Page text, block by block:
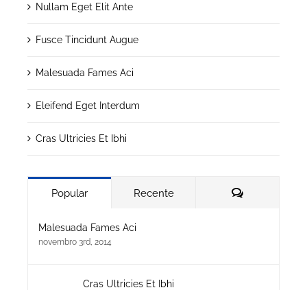
Nullam Eget Elit Ante
Fusce Tincidunt Augue
Malesuada Fames Aci
Eleifend Eget Interdum
Cras Ultricies Et Ibhi
Popular Recente Comentários
Malesuada Fames Aci
novembro 3rd, 2014
Cras Ultricies Et Ibhi